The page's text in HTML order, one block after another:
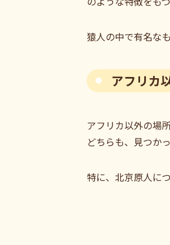
猿人の中で有名な
アフリカ
アフリカ以外の場
どちらも、見つか
特に、北京原人に